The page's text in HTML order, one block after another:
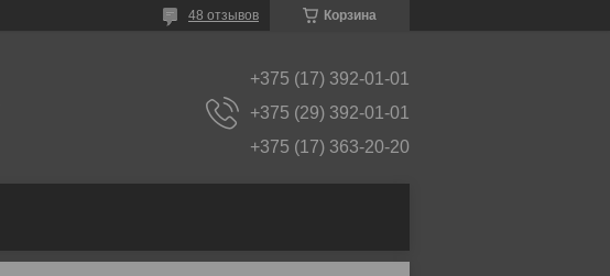
Корзина
48 отзывов
+375 (17) 392-01-01
+375 (29) 392-01-01
+375 (17) 363-20-20